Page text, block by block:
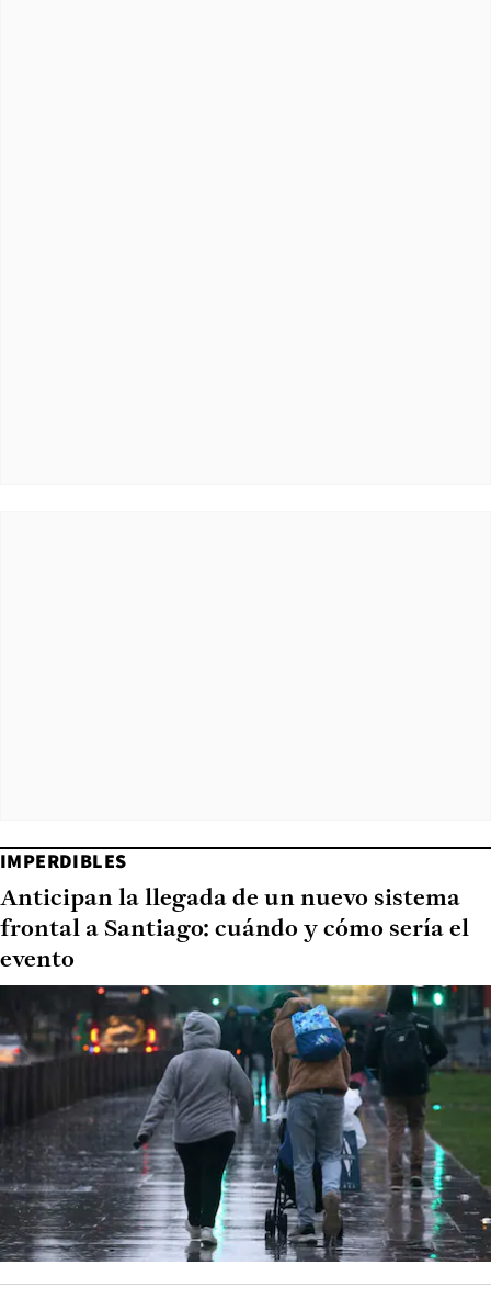
IMPERDIBLES
Anticipan la llegada de un nuevo sistema
frontal a Santiago: cuándo y cómo sería el
evento